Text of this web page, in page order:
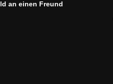
an einen Freund